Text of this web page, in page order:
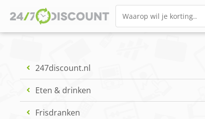
247discount.nl
Eten & drinken
Frisdranken